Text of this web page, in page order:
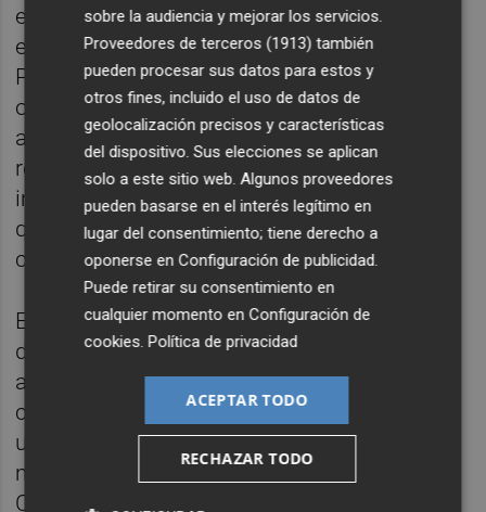
edición, ha avanzado la alcaldesa, es que
este año se incorpora también la entrega del
Premio Nacional de Cerámica, que fue
otorgado en la pasada edición de Cevisama
al artistaCarlos Martínez . “ “Si hablamos de
reconocer el talento, consideramos que es
importante también visibilizar la relevancia
que para los castellonenses tiene el sector
cerámico”, declara la primera edil.
En lo que respecta al acto propiamente
dicho, la alcaldesa de Castellón también ha
avanzado que los presentadores serán los
cómicos valencianosJajaers
una gala marcada por música, danza y
mucha cultura castellonense, por lo que
Carrasco ha informado de que el apartado
sobre la audiencia y mejorar los servicios.
Proveedores de terceros (1913) también
pueden procesar sus datos para estos y
otros fines, incluido el uso de datos de
geolocalización precisos y características
del dispositivo. Sus elecciones se aplican
solo a este sitio web. Algunos proveedores
pueden basarse en el interés legítimo en
lugar del consentimiento; tiene derecho a
oponerse enConfiguración de publicidad
Puede retirar su consentimiento en
cualquier momento enConfiguración de
cookies .Política de privacidad
ACEPTAR TODO
RECHAZAR TODO